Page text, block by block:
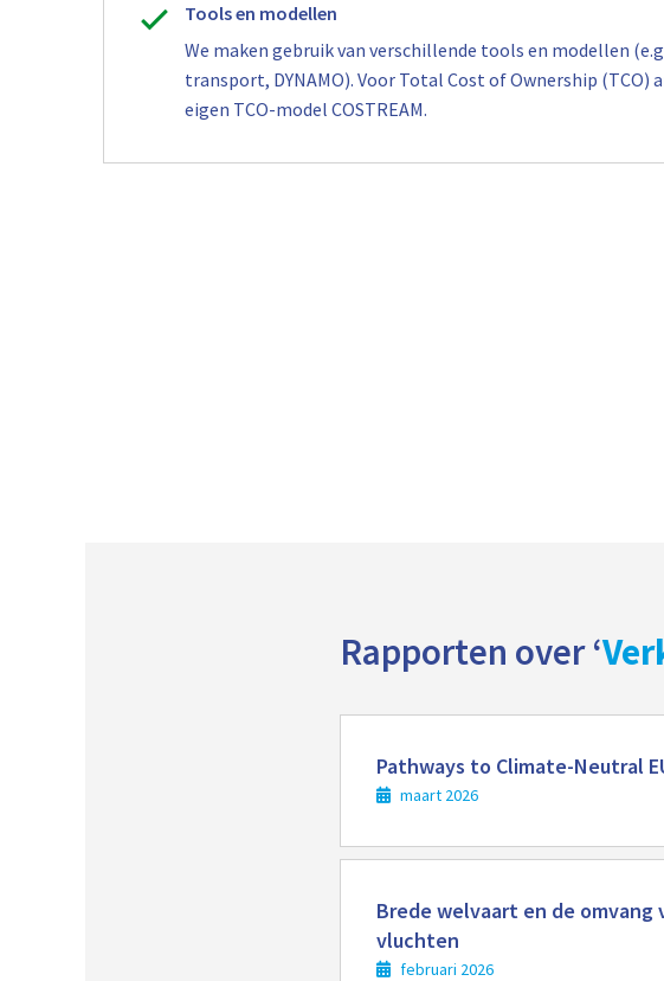
Tools en modellen
We maken gebruik van verschillende tools en modellen
transport, DYNAMO). Voor Total Cost of Ownership (TCO)
eigen TCO-model COSTREAM.
Rapporten over ‘
Pathways to Climate-Neutral
maart 2026
meer
Brede welvaart en de omvang
vluchten
februari 2026
meer